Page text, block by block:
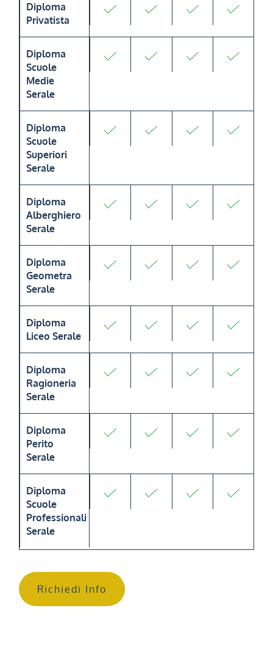
Diploma
Privatista
Diploma
Scuole
Medie
Serale
Diploma
Scuole
Superiori
Serale
Diploma
Alberghiero
Serale
Diploma
Geometra
Serale
Diploma
Liceo Serale
Diploma
Ragioneria
Serale
Diploma
Perito
Serale
Diploma
Scuole
Professionali
Serale
Richiedi Info